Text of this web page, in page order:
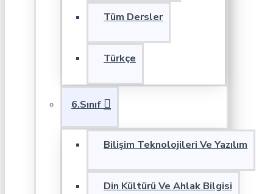
Tüm Dersler
Türkçe
6.Sınıf
Bilişim Teknolojileri Ve Yazılım
Din Kültürü Ve Ahlak Bilgisi